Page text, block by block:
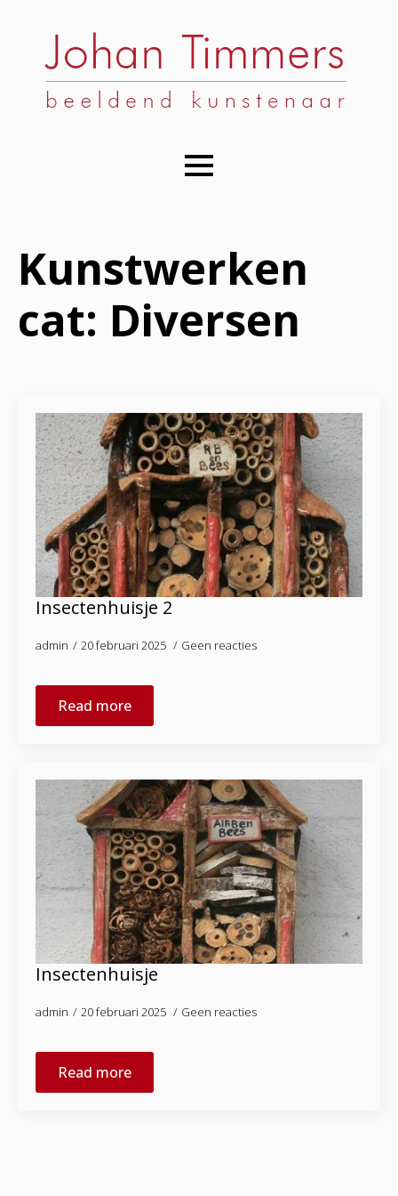
Kunstwerken
cat: Diversen
Insectenhuisje 2
admin 20 februari 2025 Geen reacties
Read more
Insectenhuisje
admin 20 februari 2025 Geen reacties
Read more